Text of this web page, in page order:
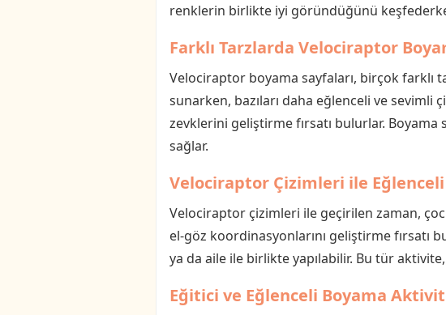
renklerin birlikte iyi göründüğünü
Farklı Tarzlarda Velociraptor
Velociraptor boyama sayfaları, birçok farklı
sunarken, bazıları daha eğlenceli ve
zevklerini geliştirme fırsatı bulurlar.
sağlar.
Velociraptor Çizimleri ile
Velociraptor çizimleri ile geçirilen zaman,
el-göz koordinasyonlarını geliştirme fırsatı
ya da aile ile birlikte yapılabilir. Bu tür
Eğitici ve Eğlenceli Boyama